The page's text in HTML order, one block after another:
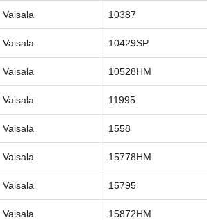
Vaisala 10387
Vaisala 10429SP
Vaisala 10528HM
Vaisala 11995
Vaisala 1558
Vaisala 15778HM
Vaisala 15795
Vaisala 15872HM